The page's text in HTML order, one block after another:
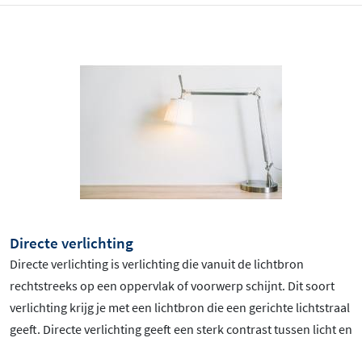
Directe verlichting
Directe verlichting is verlichting die vanuit de lichtbron
rechtstreeks op een oppervlak of voorwerp schijnt. Dit soort
verlichting krijg je met een lichtbron die een gerichte lichtstraal
geeft. Directe verlichting geeft een sterk contrast tussen licht en